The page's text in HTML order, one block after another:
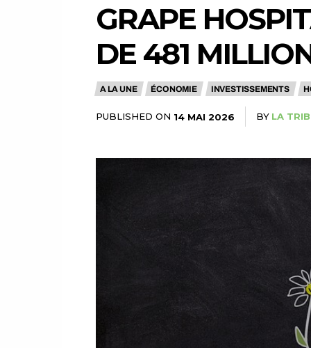
L
GRAPE
DE 481
A LA UNE ÉCONOMIE INVESTISSEMENTS
PUBLISHED ON 14 MAI 2026 BY LA